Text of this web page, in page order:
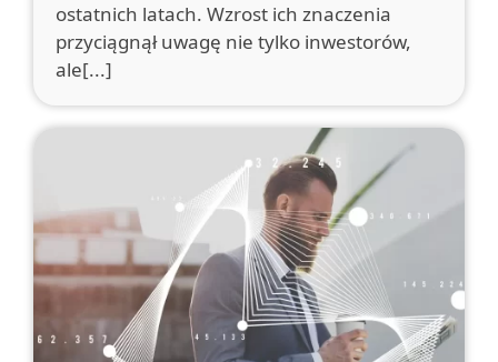
ostatnich latach. Wzrost ich znaczenia
przyciągnął uwagę nie tylko inwestorów,
ale[...]